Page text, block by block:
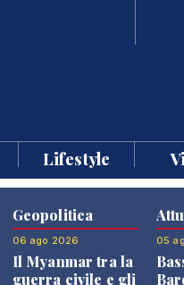
Lifestyle
Geopolitica
06 ago 2026
Il Myanmar tra la
guerra civile e gli
05